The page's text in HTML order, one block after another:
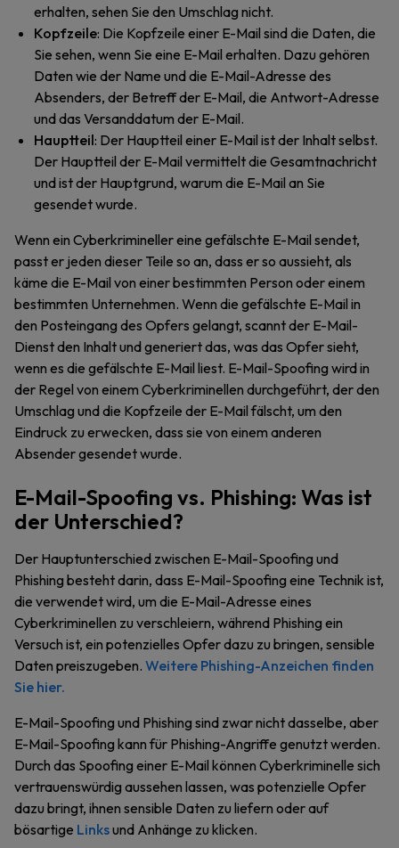
erhalten, sehen Sie den Umschlag nicht.
Kopfzeile: Die Kopfzeile einer E-Mail sind die Daten, die
Sie sehen, wenn Sie eine E-Mail erhalten. Dazu gehören
Daten wie der Name und die E-Mail-Adresse des
Absenders, der Betreff der E-Mail, die Antwort-Adresse
und das Versanddatum der E-Mail.
Hauptteil: Der Hauptteil einer E-Mail ist der Inhalt selbst.
Der Hauptteil der E-Mail vermittelt die Gesamtnachricht
und ist der Hauptgrund, warum die E-Mail an Sie
gesendet wurde.
Wenn ein Cyberkrimineller eine gefälschte E-Mail sendet,
passt er jeden dieser Teile so an, dass er so aussieht, als
käme die E-Mail von einer bestimmten Person oder einem
bestimmten Unternehmen. Wenn die gefälschte E-Mail in
den Posteingang des Opfers gelangt, scannt der E-Mail-
Dienst den Inhalt und generiert das, was das Opfer sieht,
wenn es die gefälschte E-Mail liest. E-Mail-Spoofing wird in
der Regel von einem Cyberkriminellen durchgeführt, der den
Umschlag und die Kopfzeile der E-Mail fälscht, um den
Eindruck zu erwecken, dass sie von einem anderen
Absender gesendet wurde.
E-Mail-Spoofing vs. Phishing: Was ist
der Unterschied?
Der Hauptunterschied zwischen E-Mail-Spoofing und
Phishing besteht darin, dass E-Mail-Spoofing eine Technik ist,
die verwendet wird, um die E-Mail-Adresse eines
Cyberkriminellen zu verschleiern, während Phishing ein
Versuch ist, ein potenzielles Opfer dazu zu bringen, sensible
Daten preiszugeben. Weitere Phishing-Anzeichen finden
Sie hier.
E-Mail-Spoofing und Phishing sind zwar nicht dasselbe, aber
E-Mail-Spoofing kann für Phishing-Angriffe genutzt werden.
Durch das Spoofing einer E-Mail können Cyberkriminelle sich
vertrauenswürdig aussehen lassen, was potenzielle Opfer
dazu bringt, ihnen sensible Daten zu liefern oder auf
bösartige Linksund Anhänge zu klicken.